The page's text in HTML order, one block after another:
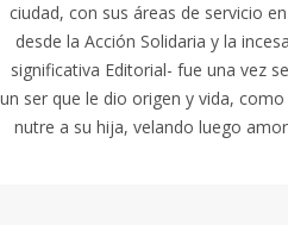
ciudad, con sus áreas de servicio
desde la Acción Solidaria y la
significativa Editorial- fue una vez
un ser que le dio origen y vida,
nutre a su hija, velando luego